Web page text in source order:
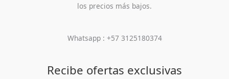
los precios más bajos.
Whatsapp : +57 3125180374
Recibe ofertas exclusivas